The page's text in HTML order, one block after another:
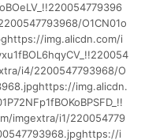
O1CN01o
img.alicdn.com/i
i4/2200547793968/O
img.alicdn.
imgextra/i1/220054779
i